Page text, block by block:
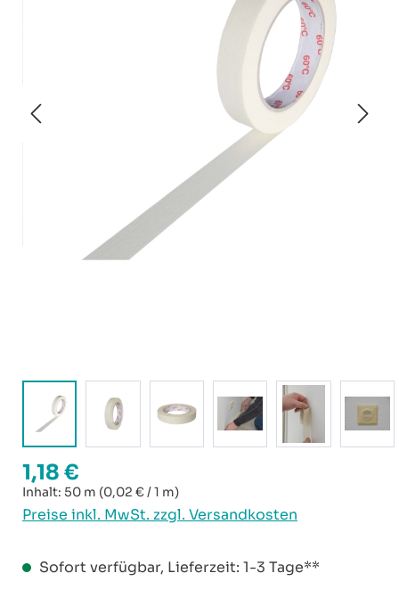
Regulärer Preis:
1,18 €
Inhalt: 50 m (0,02 € / 1 m)
Preise inkl. MwSt. zzgl. Versandkosten
Sofort verfügbar, Lieferzeit: 1-3 Tage**